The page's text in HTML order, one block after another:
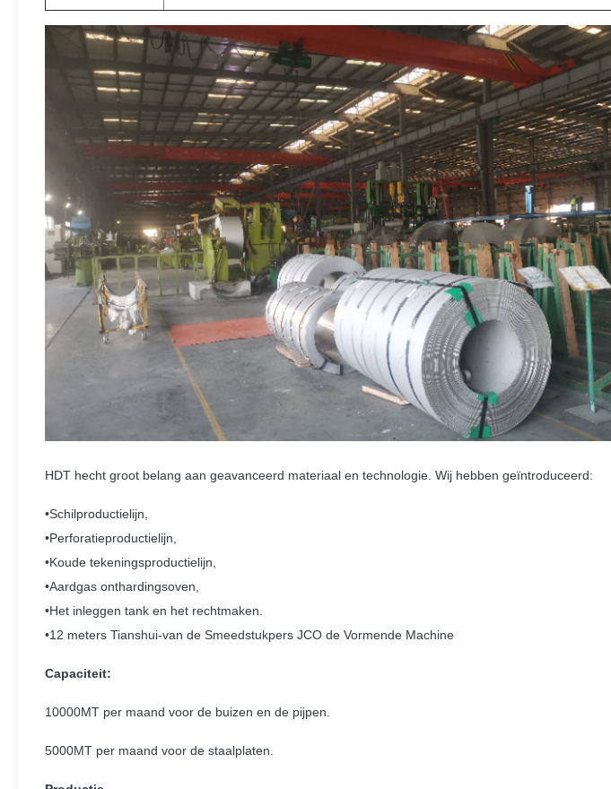
HDT hecht groot belang aan geavanceerd materiaal en technologie. Wij hebben geïntroduceerd:
•Schilproductielijn,
•Perforatieproductielijn,
•Koude tekeningsproductielijn,
•Aardgas onthardingsoven,
•Het inleggen tank en het rechtmaken.
•12 meters Tianshui-van de Smeedstukpers JCO de Vormende Machine
Capaciteit:
10000MT per maand voor de buizen en de pijpen.
5000MT per maand voor de staalplaten.